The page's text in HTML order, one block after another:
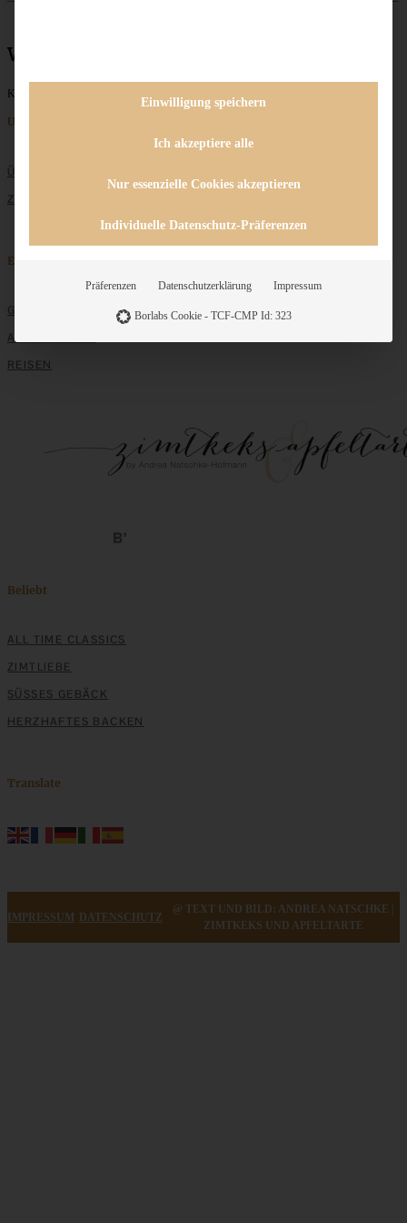
weich
Keine Beiträge gefunden
Unternehmen
ÜBER MICH
ZUSAMMENARBEIT
Entdecken
GRUNDLAGEN
ALLE REZEPTE
REISEN
Beliebt
ALL TIME CLASSICS
ZIMTLIEBE
SÜSSES GEBÄCK
HERZHAFTES BACKEN
Translate
IMPRESSUM DATENSCHUTZ
@ TEXT UND BILD: ANDREA NATSCHKE |
ZIMTKEKS UND APFELTARTE
Einwilligung speichern
Ich akzeptiere alle
Nur essenzielle Cookies akzeptieren
Individuelle Datenschutz-Präferenzen
Präferenzen Datenschutzerklärung Impressum
Borlabs Cookie - TCF-CMP Id: 323